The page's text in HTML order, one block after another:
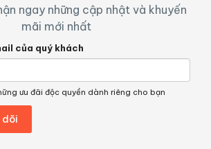
ngay những cập nhật và khuyến
mãi mới nhất
của quý khách
ưu đãi độc quyền dành riêng cho bạn